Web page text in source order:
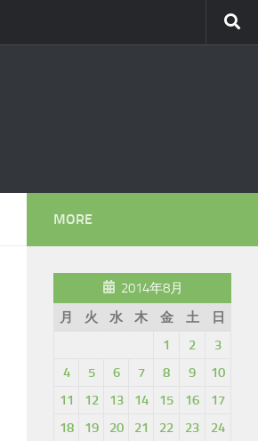
MORE
2014年8月
月
火 水 木 金 土
日
1
2
3
4
5 6 7 8 9
10
11
12 13 14 15 16
17
18
19 20 21 22 23
24